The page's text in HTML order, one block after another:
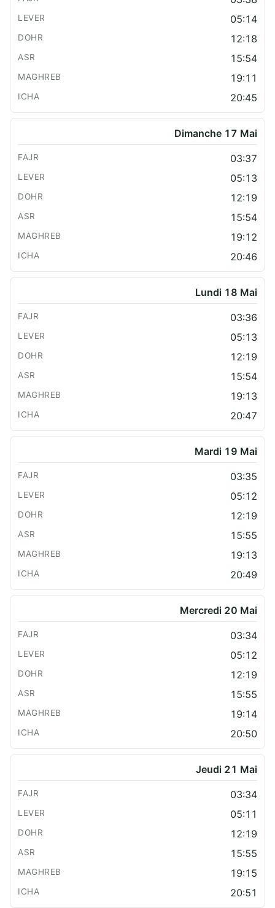
05:14
12:18
15:54
19:11
20:45
Dimanche 17 Mai
03:37
05:13
12:19
15:54
19:12
20:46
Lundi 18 Mai
03:36
05:13
12:19
15:54
19:13
20:47
Mardi 19 Mai
03:35
05:12
12:19
15:55
19:13
20:49
Mercredi 20 Mai
03:34
05:12
12:19
15:55
19:14
20:50
Jeudi 21 Mai
03:34
05:11
12:19
15:55
19:15
20:51